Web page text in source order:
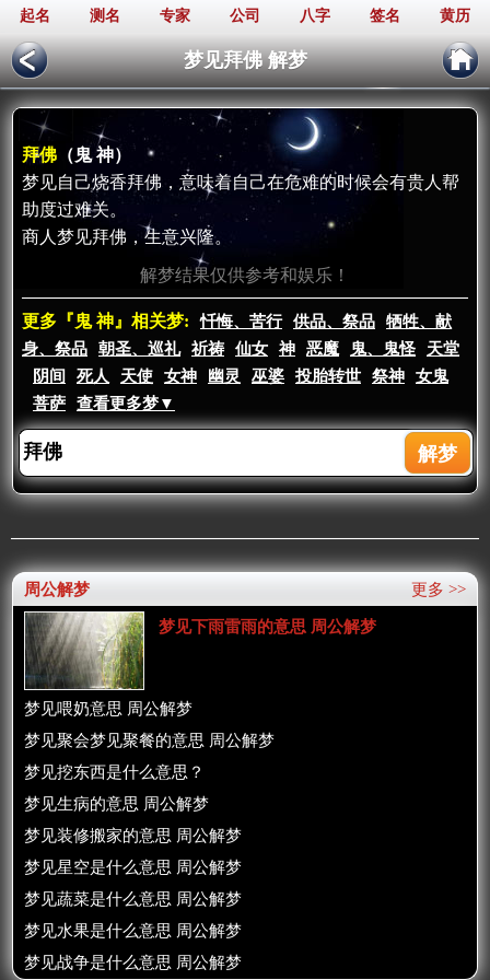
起名 测名 专家 公司 八字 签名 黄历
梦见拜佛 解梦
拜佛 （鬼 神）
梦见自己烧香拜佛，意味着自己在危难的时候会有贵人帮
助度过难关。
商人梦见拜佛，生意兴隆。
解梦结果仅供参考和娱乐！
更多『鬼 神』相关梦: 忏悔、苦行 供品、祭品
牺牲、献
身、祭品
朝圣、巡礼 祈祷 仙女 神 恶魔 鬼、鬼怪
天堂
阴间
死人 天使 女神 幽灵 巫婆 投胎转世 祭神
女鬼
菩萨
查看更多梦▼
更多 >>
周公解梦
梦见下雨雷雨的意思 周公解梦
梦见喂奶意思 周公解梦
梦见聚会梦见聚餐的意思 周公解梦
梦见挖东西是什么意思？
梦见生病的意思 周公解梦
梦见装修搬家的意思 周公解梦
梦见星空是什么意思 周公解梦
梦见蔬菜是什么意思 周公解梦
梦见水果是什么意思 周公解梦
梦见战争是什么意思 周公解梦